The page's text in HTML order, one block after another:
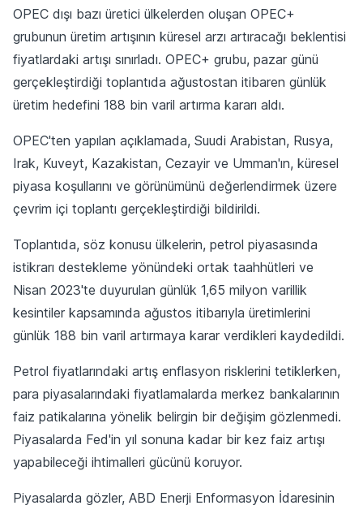
OPEC dışı bazı üretici ülkelerden oluşan OPEC+
grubunun üretim artışının küresel arzı artıracağı beklentisi
fiyatlardaki artışı sınırladı. OPEC+ grubu, pazar günü
gerçekleştirdiği toplantıda ağustostan itibaren günlük
üretim hedefini 188 bin varil artırma kararı aldı.
OPEC'ten yapılan açıklamada, Suudi Arabistan, Rusya,
Irak, Kuveyt, Kazakistan, Cezayir ve Umman'ın, küresel
piyasa koşullarını ve görünümünü değerlendirmek üzere
çevrim içi toplantı gerçekleştirdiği bildirildi.
Toplantıda, söz konusu ülkelerin, petrol piyasasında
istikrarı destekleme yönündeki ortak taahhütleri ve
Nisan 2023'te duyurulan günlük 1,65 milyon varillik
kesintiler kapsamında ağustos itibarıyla üretimlerini
günlük 188 bin varil artırmaya karar verdikleri kaydedildi.
Petrol fiyatlarındaki artış enflasyon risklerini tetiklerken,
para piyasalarındaki fiyatlamalarda merkez bankalarının
faiz patikalarına yönelik belirgin bir değişim gözlenmedi.
Piyasalarda Fed'in yıl sonuna kadar bir kez faiz artışı
yapabileceği ihtimalleri gücünü koruyor.
Piyasalarda gözler, ABD Enerji Enformasyon İdaresinin